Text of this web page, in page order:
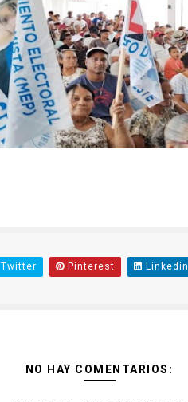
Twitter Pinterest Linkedin
NO HAY COMENTARIOS: